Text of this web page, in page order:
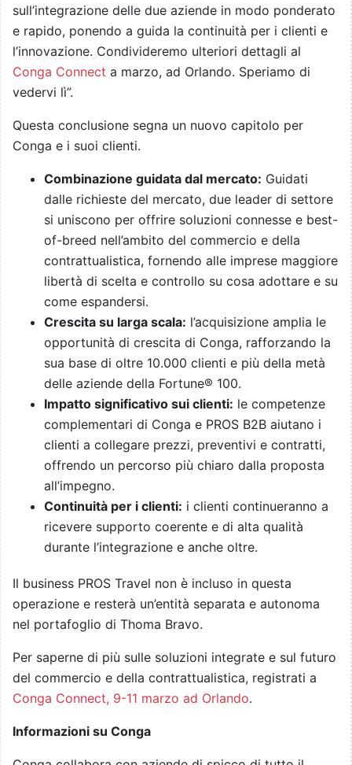
sull’integrazione delle due aziende in modo ponderato
e rapido, ponendo a guida la continuità per i clienti e
l’innovazione. Condivideremo ulteriori dettagli al
Conga Connect a marzo, ad Orlando. Speriamo di
vedervi lì”.
Questa conclusione segna un nuovo capitolo per
Conga e i suoi clienti.
Combinazione guidata dal mercato: Guidati
dalle richieste del mercato, due leader di settore
si uniscono per offrire soluzioni connesse e best-
of-breed nell’ambito del commercio e della
contrattualistica, fornendo alle imprese maggiore
libertà di scelta e controllo su cosa adottare e su
come espandersi.
Crescita su larga scala: l’acquisizione amplia le
opportunità di crescita di Conga, rafforzando la
sua base di oltre 10.000 clienti e più della metà
delle aziende della Fortune® 100.
Impatto significativo sui clienti: le competenze
complementari di Conga e PROS B2B aiutano i
clienti a collegare prezzi, preventivi e contratti,
offrendo un percorso più chiaro dalla proposta
all’impegno.
Continuità per i clienti: i clienti continueranno a
ricevere supporto coerente e di alta qualità
durante l’integrazione e anche oltre.
Il business PROS Travel non è incluso in questa
operazione e resterà un’entità separata e autonoma
nel portafoglio di Thoma Bravo.
Per saperne di più sulle soluzioni integrate e sul futuro
del commercio e della contrattualistica, registrati a
Conga Connect, 9-11 marzo ad Orlando.
Informazioni su Conga